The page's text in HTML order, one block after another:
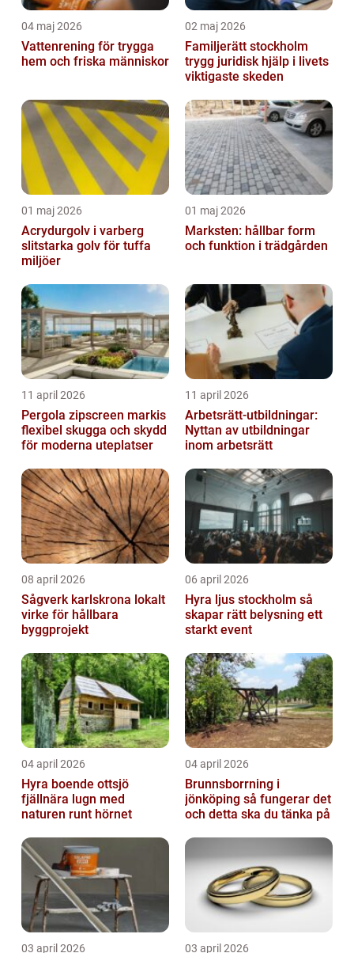
04 maj 2026
Vattenrening för trygga
hem och friska människor
02 maj 2026
Familjerätt stockholm
trygg juridisk hjälp i livets
viktigaste skeden
01 maj 2026
Acrydurgolv i varberg
slitstarka golv för tuffa
miljöer
01 maj 2026
Marksten: hållbar form
och funktion i trädgården
11 april 2026
Pergola zipscreen markis
flexibel skugga och skydd
för moderna uteplatser
11 april 2026
Arbetsrätt-utbildningar:
Nyttan av utbildningar
inom arbetsrätt
08 april 2026
Sågverk karlskrona lokalt
virke för hållbara
byggprojekt
06 april 2026
Hyra ljus stockholm så
skapar rätt belysning ett
starkt event
04 april 2026
Hyra boende ottsjö
fjällnära lugn med
naturen runt hörnet
04 april 2026
Brunnsborrning i
jönköping så fungerar det
och detta ska du tänka på
03 april 2026 03 april 2026